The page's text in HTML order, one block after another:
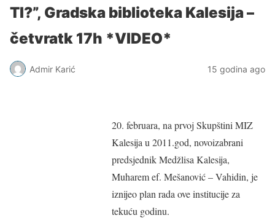
TI?”, Gradska biblioteka Kalesija –
četvratk 17h *VIDEO*
Admir Karić 15 godina ago
20. februara, na prvoj Skupštini MIZ
Kalesija u 2011.god, novoizabrani
predsjednik Medžlisa Kalesija,
Muharem ef. Mešanović – Vahidin, je
iznijeo plan rada ove institucije za
tekuću godinu.